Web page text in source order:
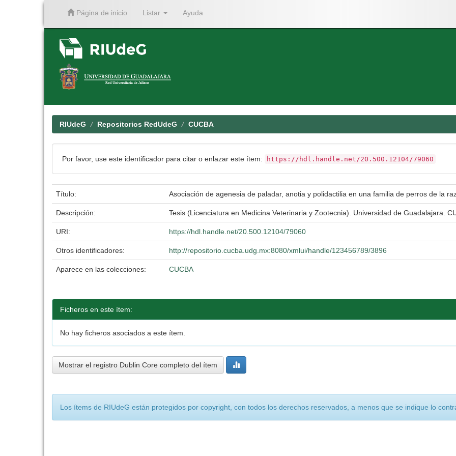
Página de inicio Listar Ayuda
RIUdeG Repositorios RedUdeG CUCBA
Por favor, use este identificador para citar o enlazar este ítem: https://hdl.handle.net/20.500.12104/79060
Título: Asociación de agenesia de paladar, anotia y polidactilia en una familia de perros de la
Descripción: Tesis (Licenciatura en Medicina Veterinaria y Zootecnia). Universidad de Guadalajara.
URI: https://hdl.handle.net/20.500.12104/79060
Otros identificadores: http://repositorio.cucba.udg.mx:8080/xmlui/handle/123456789/3896
Aparece en las colecciones: CUCBA
Ficheros en este ítem:
No hay ficheros asociados a este ítem.
Mostrar el registro Dublin Core completo del ítem
Los ítems de RIUdeG están protegidos por copyright, con todos los derechos reservados, a menos que se indique lo